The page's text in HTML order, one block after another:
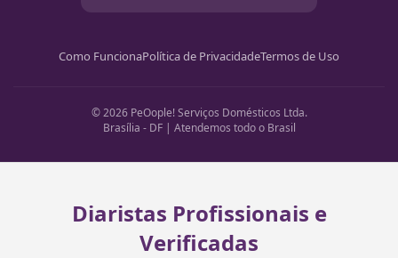
Como FuncionaPolítica de PrivacidadeTermos de Uso
© 2026 PeOople! Serviços Domésticos Ltda.
Brasília - DF | Atendemos todo o Brasil
Diaristas Profissionais e
Verificadas